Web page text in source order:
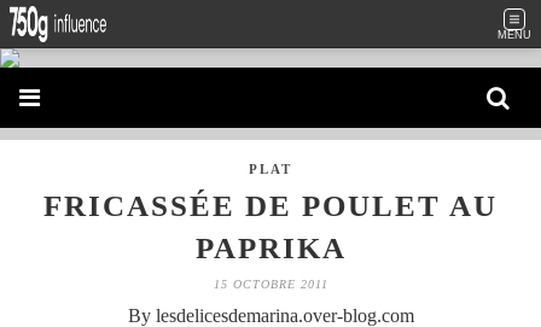
MENU
PLAT
FRICASSÉE DE POULET AU
PAPRIKA
15 OCTOBRE 2011
By lesdelicesdemarina.over-blog.com